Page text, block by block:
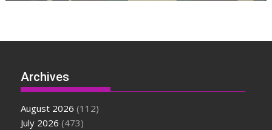
Archives
August 2026 (112)
July 2026 (473)